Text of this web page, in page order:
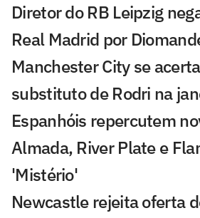
Diretor do RB Leipzig
Real Madrid por
Manchester City se
substituto de Rodri na
Espanhóis repercutem
Almada, River Plate e
'Mistério'
Newcastle rejeita oferta